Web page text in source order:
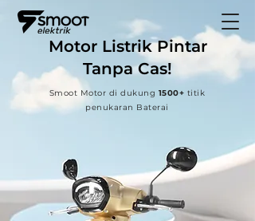
Motor Listrik Pintar
Tanpa Cas!
Smoot Motor di dukung 1500+ titik
penukaran Baterai